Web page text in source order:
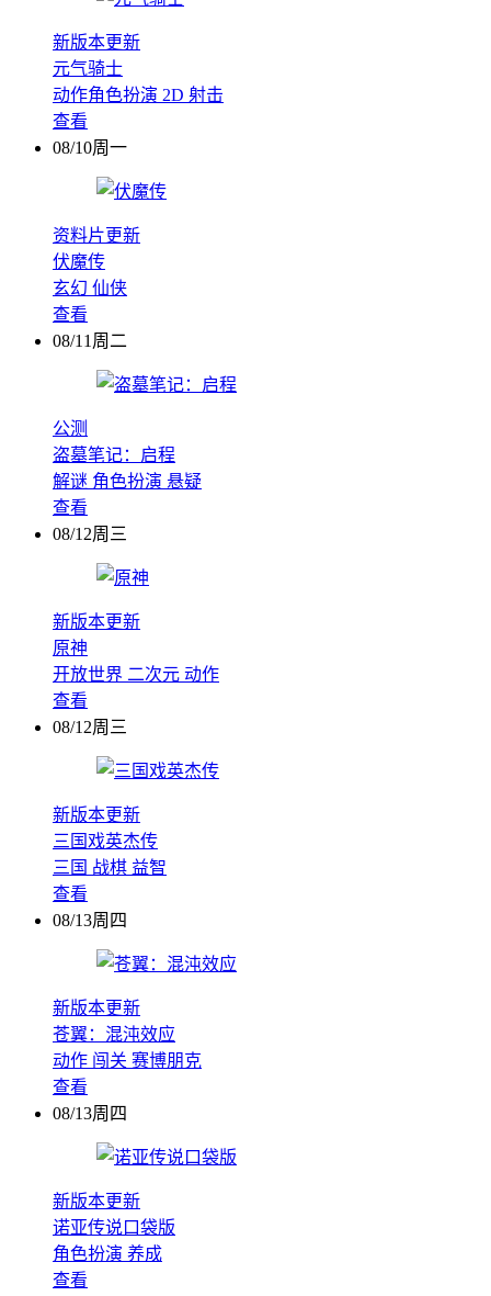
新版本更新
元气骑士
动作角色扮演 2D 射击
查看
08/10周一
资料片更新
伏魔传
玄幻 仙侠
查看
08/11周二
公测
盗墓笔记：启程
解谜 角色扮演 悬疑
查看
08/12周三
新版本更新
原神
开放世界 二次元 动作
查看
08/12周三
新版本更新
三国戏英杰传
三国 战棋 益智
查看
08/13周四
新版本更新
苍翼：混沌效应
动作 闯关 赛博朋克
查看
08/13周四
新版本更新
诺亚传说口袋版
角色扮演 养成
查看